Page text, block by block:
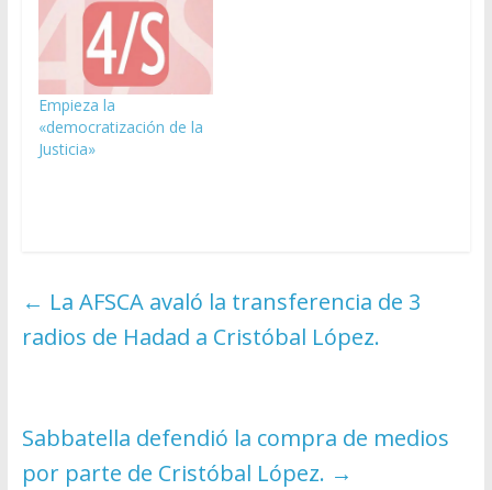
Empieza la
«democratización de la
Justicia»
← La AFSCA avaló la transferencia de 3
radios de Hadad a Cristóbal López.
Sabbatella defendió la compra de medios
por parte de Cristóbal López. →